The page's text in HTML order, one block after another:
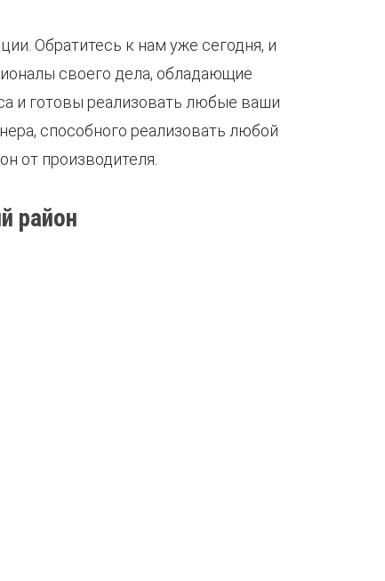
Обратитесь к нам уже сегодня, и
своего дела, обладающие
и готовы реализовать любые ваши
способного реализовать любой
от производителя.
район